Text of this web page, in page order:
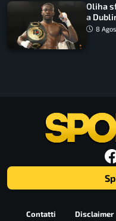
Oliha
a
lupo
8
Contatti Disclaimer